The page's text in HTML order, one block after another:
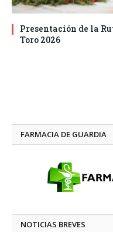
Presentación de la
Toro 2026
FARMACIA DE GUARDIA
NOTICIAS BREVES